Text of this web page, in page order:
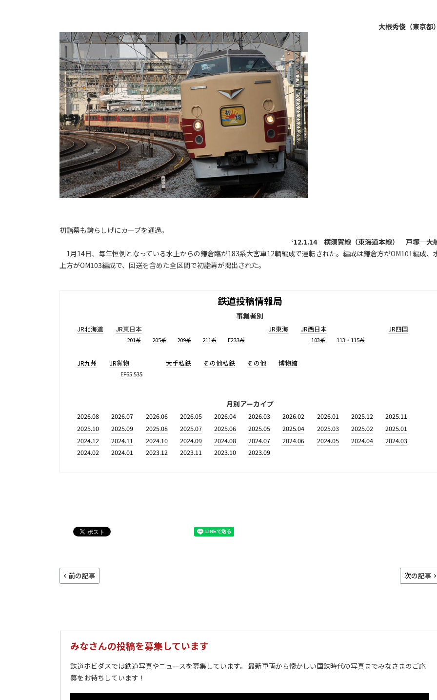
大根秀俊（東京都
初詣幕も誇らしげにカーブを通過。
‘12.1.14 横須賀線（東海道本線） 戸塚―大
1月14日、毎年恒例となっている水上からの鎌倉臨が183系大宮車12輌編成で運転された。編成は鎌倉方がOM101編成、
上方がOM103編成で、回送を含めた全区間で初詣幕が掲出された。
鉄道投稿情報局
事業者別
JR北海道 JR東日本
201系 205系 209系 211系 E233系
JR東海 JR西日本
103系 113・115系
JR四国
JR九州 JR貨物
EF65 535
大手私鉄 その他私鉄 その他 博物館
月別アーカイブ
2026.08 2026.07 2026.06 2026.05 2026.04 2026.03 2026.02 2026.01 2025.12
2025.11
2025.10
2025.09 2025.08 2025.07 2025.06 2025.05 2025.04 2025.03 2025.02
2025.01
2024.12
2024.11 2024.10 2024.09 2024.08 2024.07 2024.06 2024.05 2024.04
2024.03
2024.02
2024.01 2023.12 2023.11 2023.10 2023.09
前の記事 次の記事
みなさんの投稿を募集しています
鉄道ホビダスでは鉄道写真やニュースを募集しています。 最新車両から懐かしい国鉄時代の写真までみなさまのご応
募をお待ちしています！